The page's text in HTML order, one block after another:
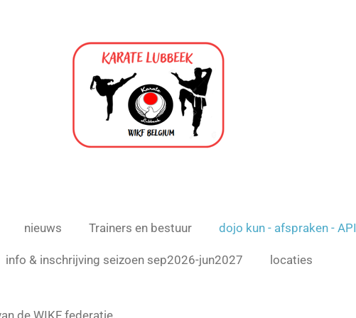
nieuws Trainers en bestuur dojo kun - afspraken - API
info & inschrijving seizoen sep2026-jun2027 locaties
de WIKF federatie.